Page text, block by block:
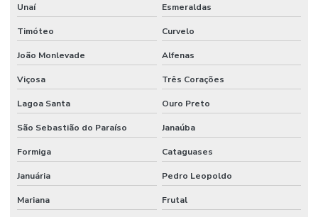
Sistema de incêndio empresa
Sistema de incêndio endereçável
Sistema contra incêndio hidrantes
Sistema contra incêndio hidráulico
Sistema contra incêndio industrial
Sistema de incêndio industrial
Sistema contra incêndio sprinkler
Sistema de incêndio sprinkler
Unaí Esmeraldas
Timóteo Curvelo
João Monlevade Alfenas
Viçosa Três Corações
Lagoa Santa Ouro Preto
São Sebastião do Paraíso Janaúba
Formiga Cataguases
Januária Pedro Leopoldo
Mariana Frutal